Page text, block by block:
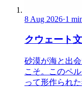
8 Aug 2026·1
クウェート
砂漠が海と出
こそ。このペ
って形作られ